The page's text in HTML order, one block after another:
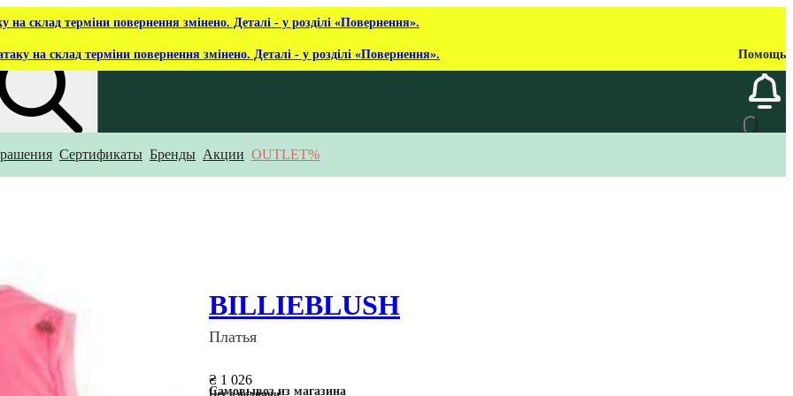
на склад терміни повернення змінено. Деталі - у розділі «Повернення».
на склад терміни повернення змінено. Деталі - у розділі «Повернення». Помощь
ты ищешь?Сертификаты Бренды Акции OUTLET%
BILLIEBLUSH
Платья
₴ 1 026
Самовывоз из магазина